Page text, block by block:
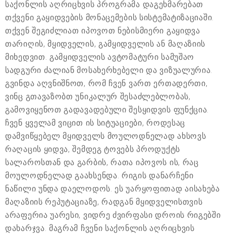
საქონლის აღრიცხვის პროგრამა დაგეხმარებათ
თქვენი გაყიდვების მონაცემების სისტემატიზაციაში.
თქვენ შეგიძლიათ იპოვოთ ნებისმიერი გაყიდვა
თარიღის, მყიდველის, გამყიდველის ან მაღაზიის
მიხედვით. გამყიდველის ავტომატური სამუშაო
სადგური ძალიან მოსახერხებელი და ვიზუალურია.
გვინდა აღვნიშნოთ, რომ ჩვენ ვართ ერთადერთი,
ვინც გთავაზობთ უნიკალურ შესაძლებლობას,
გამოვიყენოთ გადავადებული შესყიდვის ფუნქცია.
ჩვენ ყველამ ვიცით ის სიტუაციები, როდესაც
დამვიწყებელ მყიდველს მოულოდნელად ახსოვს
რაღაცის ყიდვა, შემდეგ ტოვებს პროდუქტს
სალაროსთან და გარბის, რათა იპოვოს ის, რაც
მოულოდნელად გაახსენდა. რიგის დანარჩენი
ნაწილი უნდა დაელოდოს. ეს უარყოფითად აისახება
მაღაზიის რეპუტაციაზე, რადგან მყიდველისთვის
არაფერია უარესი, ვიდრე ძვირფასი დროის რიგებში
დახარჯვა. მაგრამ ჩვენი საქონლის აღრიცხვის